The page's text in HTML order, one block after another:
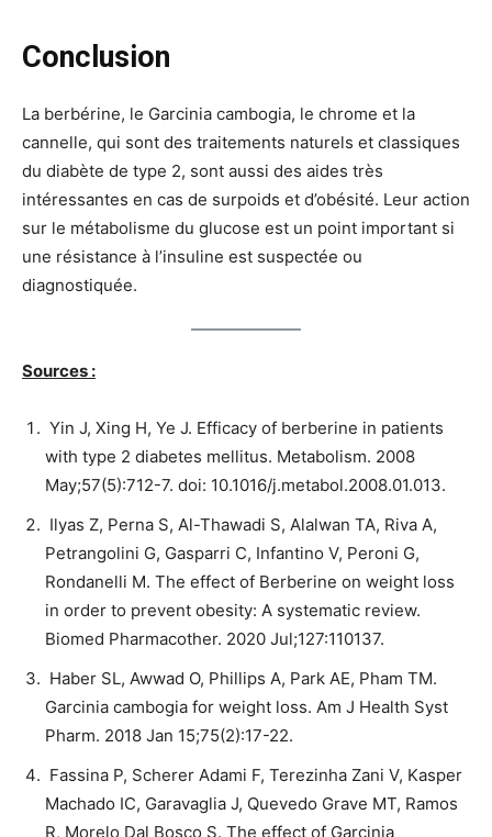
Conclusion
La berbérine, le Garcinia cambogia, le chrome et la
cannelle, qui sont des traitements naturels et classiques
du diabète de type 2, sont aussi des aides très
intéressantes en cas de surpoids et d’obésité. Leur action
sur le métabolisme du glucose est un point important si
une résistance à l’insuline est suspectée ou
diagnostiquée.
Sources :
Yin J, Xing H, Ye J. Efficacy of berberine in patients
with type 2 diabetes mellitus. Metabolism. 2008
May;57(5):712-7. doi: 10.1016/j.metabol.2008.01.013.
Ilyas Z, Perna S, Al-Thawadi S, Alalwan TA, Riva A,
Petrangolini G, Gasparri C, Infantino V, Peroni G,
Rondanelli M. The effect of Berberine on weight loss
in order to prevent obesity: A systematic review.
Biomed Pharmacother. 2020 Jul;127:110137.
Haber SL, Awwad O, Phillips A, Park AE, Pham TM.
Garcinia cambogia for weight loss. Am J Health Syst
Pharm. 2018 Jan 15;75(2):17-22.
Fassina P, Scherer Adami F, Terezinha Zani V, Kasper
Machado IC, Garavaglia J, Quevedo Grave MT, Ramos
R, Morelo Dal Bosco S. The effect of Garcinia